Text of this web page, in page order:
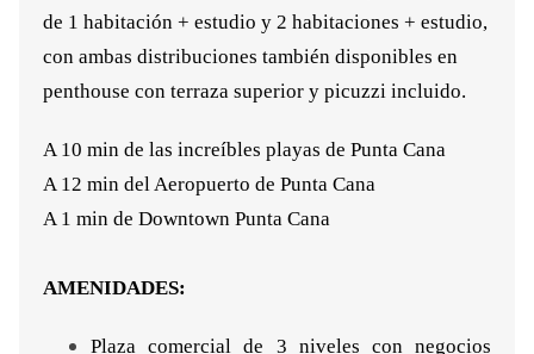
de 1 habitación + estudio y 2 habitaciones + estudio,
con ambas distribuciones también disponibles en
penthouse con terraza superior y picuzzi incluido.
A 10 min de las increíbles playas de Punta Cana
A 12 min del Aeropuerto de Punta Cana
A 1 min de Downtown Punta Cana
AMENIDADES:
Plaza comercial de 3 niveles con negocios